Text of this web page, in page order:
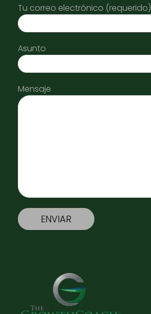
Tu correo electrónico (requerido)
Asunto
Mensaje